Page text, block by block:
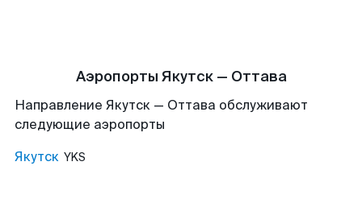
Аэропорты Якутск — Оттава
Направление Якутск — Оттава обслуживают
следующие аэропорты
Якутск YKS